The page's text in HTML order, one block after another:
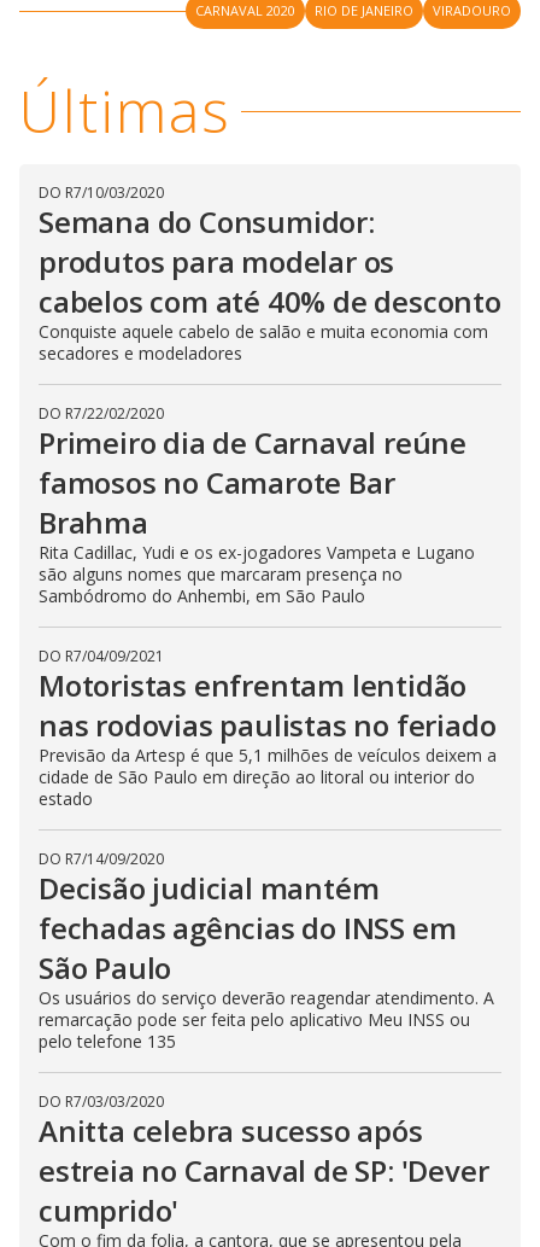
CARNAVAL 2020 RIO DE JANEIRO VIRADOURO
Últimas
DO R7/10/03/2020
Semana do Consumidor:
produtos para modelar os
cabelos com até 40% de desconto
Conquiste aquele cabelo de salão e muita economia com
secadores e modeladores
DO R7/22/02/2020
Primeiro dia de Carnaval reúne
famosos no Camarote Bar
Brahma
Rita Cadillac, Yudi e os ex-jogadores Vampeta e Lugano
são alguns nomes que marcaram presença no
Sambódromo do Anhembi, em São Paulo
DO R7/04/09/2021
Motoristas enfrentam lentidão
nas rodovias paulistas no feriado
Previsão da Artesp é que 5,1 milhões de veículos deixem a
cidade de São Paulo em direção ao litoral ou interior do
estado
DO R7/14/09/2020
Decisão judicial mantém
fechadas agências do INSS em
São Paulo
Os usuários do serviço deverão reagendar atendimento. A
remarcação pode ser feita pelo aplicativo Meu INSS ou
pelo telefone 135
DO R7/03/03/2020
Anitta celebra sucesso após
estreia no Carnaval de SP: 'Dever
cumprido'
Com o fim da folia, a cantora, que se apresentou pela